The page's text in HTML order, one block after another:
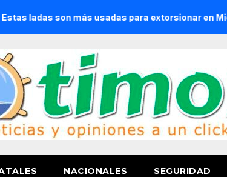
son más usadas para extorsionar en Michoacán
NACIONALES SEGURIDAD